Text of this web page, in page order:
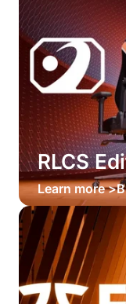
RLCS
Learn more >